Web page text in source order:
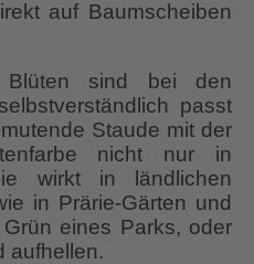
auf Baumscheiben
sind bei den
passt
Staude mit der
nicht nur in
wirkt in ländlichen
in Prärie-Gärten und
eines Parks, oder
aufhellen.